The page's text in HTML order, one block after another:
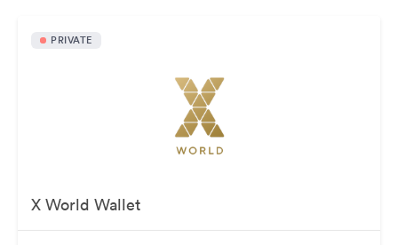
PRIVATE
X World Wallet